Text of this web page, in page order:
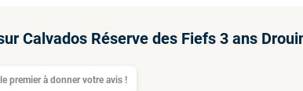
Calvados Réserve des Fiefs 3 ans
premier à donner votre avis !